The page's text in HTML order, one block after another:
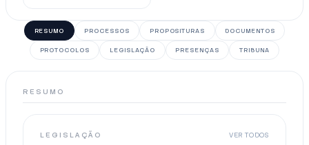
RESUMO PROCESSOS PROPOSITURAS DOCUMENTOS
PROTOCOLOS LEGISLAÇÃO PRESENÇAS TRIBUNA
RESUMO
LEGISLAÇÃO VER TODOS